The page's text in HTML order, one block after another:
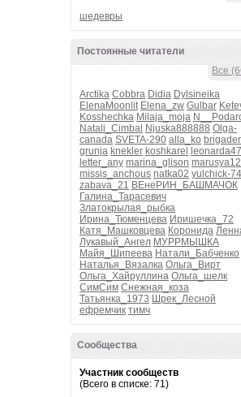
шедевры
Постоянные читатели
Все
Arctika Cobbra Didia Dylsineika
ElenaMoonlit Elena_zw Gulbar
Kosshechka Milaja_moja
Natali_Cimbal Njuska888888 Olga-
canada SVETA-290 alla_ko
grunja knekler koshkarel
letter_any marina_glison
missis_anchous natka02 yulchick-74
zabava_21 ВЕнеРИН_БАШМАЧОК
Галина_Тарасевич
Златокрылая_рыбка
Ирина_Тюменцева Иришечка_72
Катя_Машковцева Коронида
Лукавый_Ангел МУРРМЫШКА
Майя_Шипеева Натали_Бабченко
Наталья_Вязалка Ольга_Вирт
Ольга_Хайруллина Ольга_шелк
СимСим Снежная_коза
Татьянка_1973 Шрек_Лесной
ефремчик тимч
Сообщества
Участник сообществ
(Всего в списке: 71)